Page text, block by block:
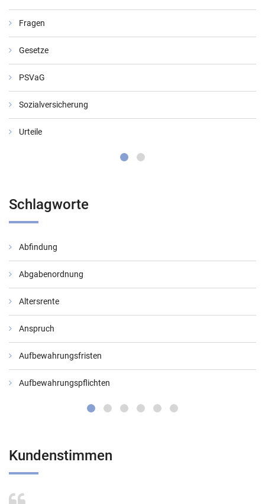
Fragen
Gesetze
PSVaG
Sozialversicherung
Urteile
Schlagworte
Abfindung
Abgabenordnung
Altersrente
Anspruch
Aufbewahrungsfristen
Aufbewahrungspflichten
Kundenstimmen